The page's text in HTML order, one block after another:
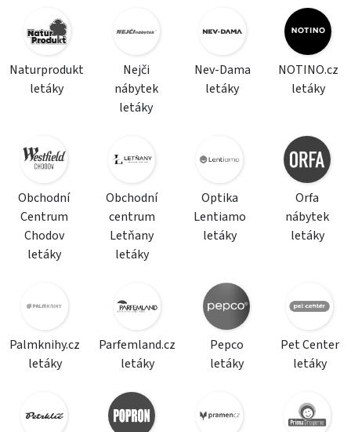
Naturprodukt
letáky
Nejči
nábytek
letáky
Nev-Dama
letáky
NOTINO.cz
letáky
Obchodní
Centrum
Chodov
letáky
Obchodní
centrum
Letňany
letáky
Optika
Lentiamo
letáky
Orfa
nábytek
letáky
Palmknihy.cz
letáky
Parfemland.cz
letáky
Pepco
letáky
Pet Center
letáky